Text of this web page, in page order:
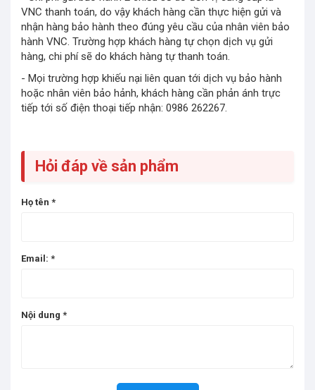
VNC thanh toán, do vậy khách hàng cần thực hiện gửi và
nhận hàng bảo hành theo đúng yêu cầu của nhân viên bảo
hành VNC. Trường hợp khách hàng tự chọn dịch vụ gửi
hàng, chi phí sẽ do khách hàng tự thanh toán.
- Mọi trường hợp khiếu nại liên quan tới dịch vụ bảo hành
hoặc nhân viên bảo hảnh, khách hàng cần phản ánh trực
tiếp tới số điện thoại tiếp nhận: 0986 262267.
Hỏi đáp về sản phẩm
Họ tên *
Email: *
Nội dung *